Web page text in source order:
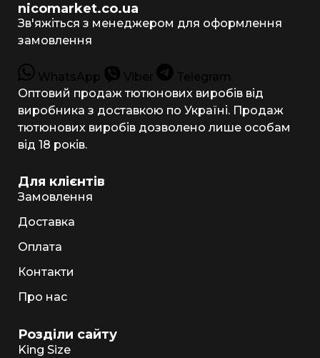
nicomarket.co.ua
Зв'яжіться з менеджером для оформлення
замовлення
WhatsApp Viber
Telegram
Оптовий продаж тютюнових виробів від
виробника з доставкою по Україні. Продаж
тютюнових виробів дозволено лише особам
від 18 років.
Для клієнтів
Замовлення
Доставка
Оплата
Контакти
Про нас
Розділи сайту
King Size